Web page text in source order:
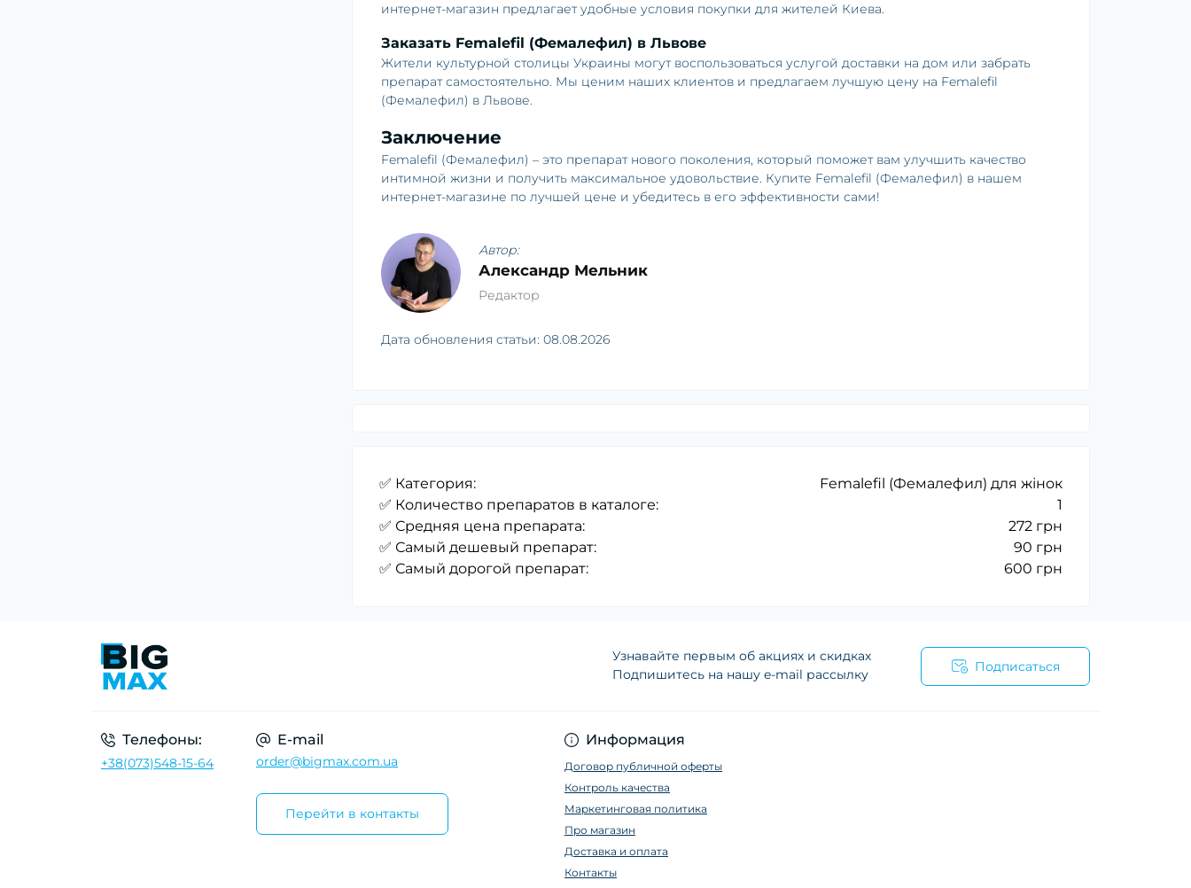
интернет-магазин предлагает удобные условия покупки для жителей Киева.
Заказать Femalefil (Фемалефил) в Львове
Жители культурной столицы Украины могут воспользоваться услугой доставки на дом или забрать
препарат самостоятельно. Мы ценим наших клиентов и предлагаем лучшую цену на Femalefil
(Фемалефил) в Львове.
Заключение
Femalefil (Фемалефил) – это препарат нового поколения, который поможет вам улучшить качество
интимной жизни и получить максимальное удовольствие. Купите Femalefil (Фемалефил) в нашем
интернет-магазине по лучшей цене и убедитесь в его эффективности сами!
Автор:
Александр Мельник
Редактор
Дата обновления статьи: 08.08.2026
✅ Категория:
Femalefil (Фемалефил) для жінок
✅ Количество препаратов в каталоге:
1
✅ Средняя цена препарата:
272 грн
✅ Самый дешевый препарат:
90 грн
✅ Самый дорогой препарат:
600 грн
Узнавайте первым об акциях и скидках
Подпишитесь на нашу e-mail рассылку
Подписаться
Телефоны:
+38(073)548-15-64
E-mail
order@bigmax.com.ua
Перейти в контакты
Информация
Договор публичной оферты
Контроль качества
Маркетинговая политика
Про магазин
Доставка и оплата
Контакты